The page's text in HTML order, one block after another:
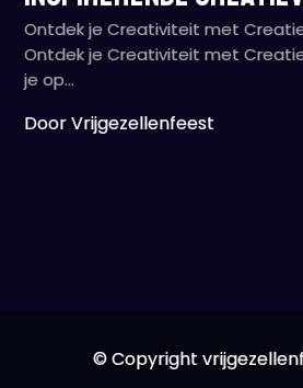
Ontdek je Creativiteit met
Ontdek je Creativiteit met
je op…
Door Vrijgezellenfeest
© Copyright